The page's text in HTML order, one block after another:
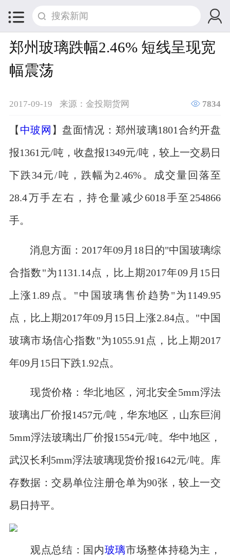
 
郑州玻璃跌幅2.46% 短线呈现宽
幅震荡
2017-09-19 来源：金投期货网  7834
【 中玻网 】盘面情况：郑州玻璃1801合约开盘
报1361元/吨，收盘报1349元/吨，较上一交易日
下跌34元/吨，跌幅为2.46%。成交量回落至
28.4万手左右，持仓量减少6018手至254866
手。
消息方面：2017年09月18日的"中国玻璃综
合指数"为1131.14点，比上期2017年09月15日
上涨1.89点。"中国玻璃售价趋势"为1149.95
点，比上期2017年09月15日上涨2.84点。"中国
玻璃市场信心指数"为1055.91点，比上期2017
年09月15日下跌1.92点。
现货价格：华北地区，河北安全5mm浮法
玻璃出厂价报1457元/吨，华东地区，山东巨润
5mm浮法玻璃出厂价报1554元/吨。华中地区，
武汉长利5mm浮法玻璃现货价报1642元/吨。库
存数据：交易单位注册仓单为90张，较上一交
易日持平。
观点总结：国内玻璃市场整体持稳为主，